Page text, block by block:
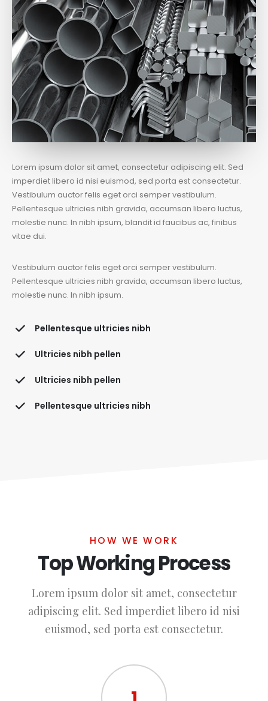
Lorem ipsum dolor sit amet, consectetur adipiscing elit. Sed
imperdiet libero id nisi euismod, sed porta est consectetur.
Vestibulum auctor felis eget orci semper vestibulum.
Pellentesque ultricies nibh gravida, accumsan libero luctus,
molestie nunc. In nibh ipsum, blandit id faucibus ac, finibus
vitae dui.
Vestibulum auctor felis eget orci semper vestibulum.
Pellentesque ultricies nibh gravida, accumsan libero luctus,
molestie nunc. In nibh ipsum.
Pellentesque ultricies nibh
Ultricies nibh pellen
Ultricies nibh pellen
Pellentesque ultricies nibh
HOW WE WORK
Top Working Process
Lorem ipsum dolor sit amet, consectetur
adipiscing elit. Sed imperdiet libero id nisi
euismod, sed porta est consectetur.